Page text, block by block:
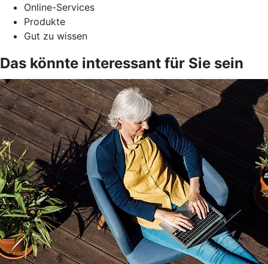
Online-Services
Produkte
Gut zu wissen
Das könnte interessant für Sie sein